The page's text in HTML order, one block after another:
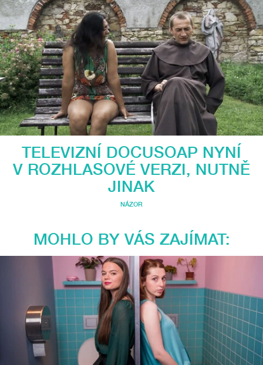
TELEVIZNÍ DOCUSOAP NYNÍ
V ROZHLASOVÉ VERZI, NUTNĚ
JINAK
NÁZOR
MOHLO BY VÁS ZAJÍMAT: